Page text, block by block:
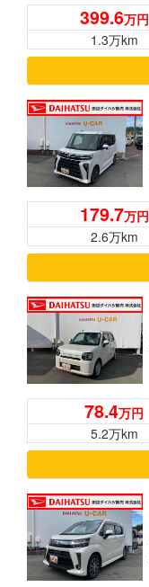
399.6万円
1.3万km
179.7万円
2.6万km
78.4万円
5.2万km